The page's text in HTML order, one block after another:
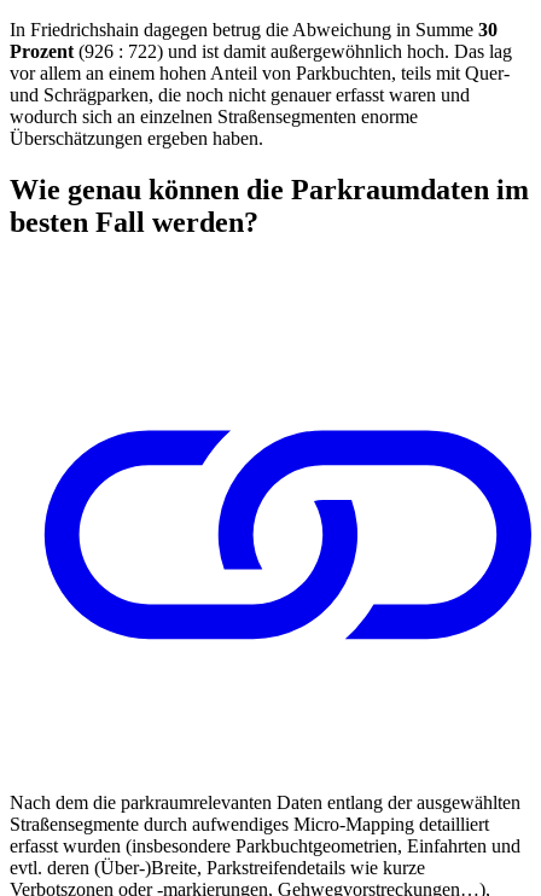
In Friedrichshain dagegen betrug die Abweichung in Summe 30
Prozent (926 : 722) und ist damit außergewöhnlich hoch. Das lag
vor allem an einem hohen Anteil von Parkbuchten, teils mit Quer-
und Schrägparken, die noch nicht genauer erfasst waren und
wodurch sich an einzelnen Straßensegmenten enorme
Überschätzungen ergeben haben.
Wie genau können die Parkraumdaten im
besten Fall werden?
Nach dem die parkraumrelevanten Daten entlang der ausgewählten
Straßensegmente durch aufwendiges Micro-Mapping detailliert
erfasst wurden (insbesondere Parkbuchtgeometrien, Einfahrten und
evtl. deren (Über-)Breite, Parkstreifendetails wie kurze
Verbotszonen oder -markierungen, Gehwegvorstreckungen…),